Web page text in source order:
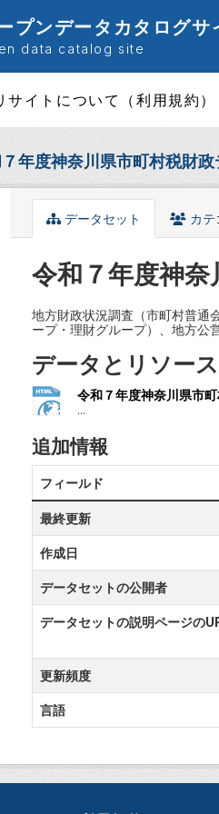
プンデータカタログサ
data catalog site
サイトについて（利用規約）
年度神奈川県市町村税財政
データセット カテ
令和７年度神
地方財政状況調査（市町村普通
ープ・理財グループ）、地方公
データとリソース
令和７年度神奈川県市
...
追加情報
フィールド
最終更新
作成日
データセットの公開者
データセットの説明ページの
更新頻度
言語